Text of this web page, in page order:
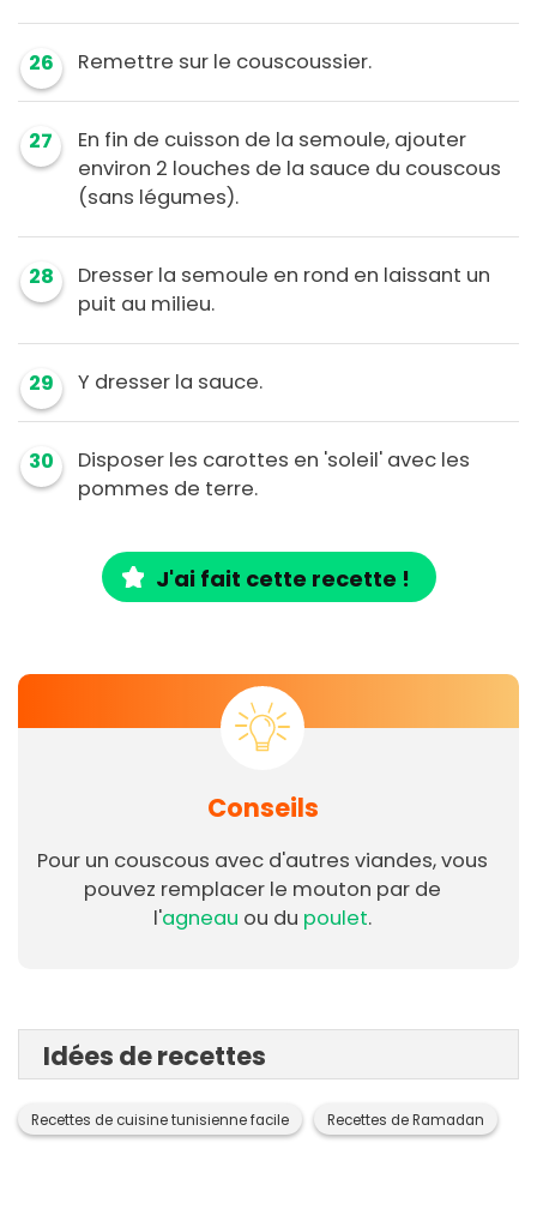
26 Remettre sur le couscoussier.
27
En fin de cuisson de la semoule, ajouter
environ 2 louches de la sauce du couscous
(sans légumes).
28
Dresser la semoule en rond en laissant un
puit au milieu.
29 Y dresser la sauce.
30
Disposer les carottes en 'soleil' avec les
pommes de terre.
J'ai fait cette recette !
Conseils
Pour un couscous avec d'autres viandes, vous
pouvez remplacer le mouton par de
l'agneau ou du poulet.
Idées de recettes
Recettes de cuisine tunisienne facile Recettes de Ramadan